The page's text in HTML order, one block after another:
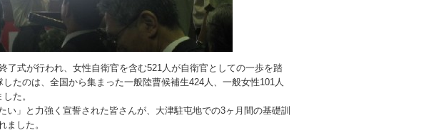
式が行われ、女性自衛官を含む521人が自衛官としての一歩を踏
たのは、全国から集まった一般陸曹候補生424人、一般女性101人
た。
い」と力強く宣誓された皆さんが、大津駐屯地での3ヶ月間の基礎訓
ました。